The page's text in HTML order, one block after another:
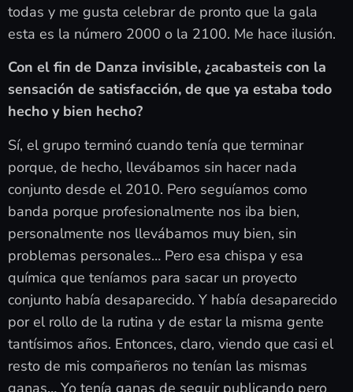
todas y me gusta celebrar de pronto que la gala
esta es la número 2000 o la 2100. Me hace ilusión.
Con el fin de Danza invisible, ¿acabasteis con la
sensación de satisfacción, de que ya estaba todo
hecho y bien hecho?
Sí, el grupo terminó cuando tenía que terminar
porque, de hecho, llevábamos sin hacer nada
conjunto desde el 2010. Pero seguíamos como
banda porque profesionalmente nos iba bien,
personalmente nos llevábamos muy bien, sin
problemas personales… Pero esa chispa y esa
química que teníamos para sacar un proyecto
conjunto había desaparecido. Y había desaparecido
por el rollo de la rutina y de estar la misma gente
tantísimos años. Entonces, claro, viendo que casi el
resto de mis compañeros no tenían las mismas
ganas… Yo tenía ganas de seguir publicando pero